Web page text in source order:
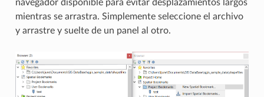
navegador disponible para evitar desplazamientos largos
mientras se arrastra. Simplemente seleccione el archivo
y arrastre y suelte de un panel al otro.